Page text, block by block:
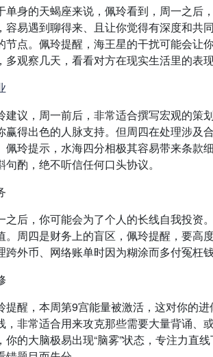
单身的天蝎座来说，佩玲看到，周一之后
容易遇到聊得来、且让你觉得有深度和共
节点。佩玲提醒，海王星的干扰可能会让
多观察几天，看看对方在现实生活里的表
建议，周一前后，非常适合撰写宏观的策
赢得出色的人脉支持。但周四在处理涉及
佩玲提示，水海四分相极其容易带来条款
句酌，绝不听信任何口头协议。
之后，你可能会为了个人的长线自我投资
。周四是财务上的盲区，佩玲提醒，要高
跨外币、网络账单时因为糊涂而多付冤枉
提醒，本周第9宫能量被激活，这对你的
，非常适合用来攻克那些需要大量背诵、
你的大脑极易出现“脑雾”状态，专注力直